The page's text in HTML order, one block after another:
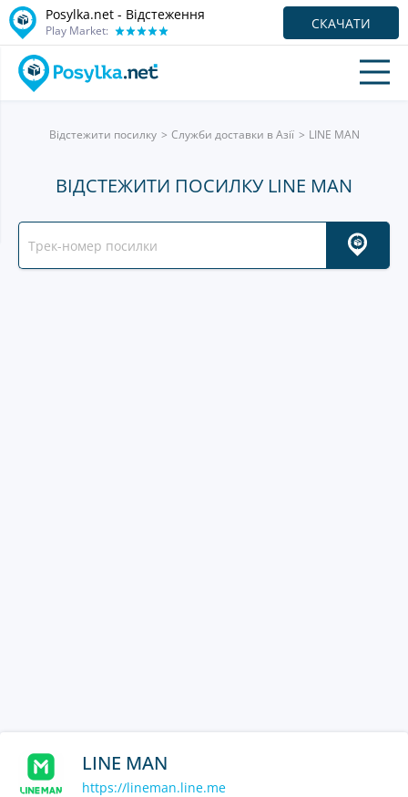
Posylka.net - Відстеження
Play Market: СКАЧАТИ
Відстежити посилку Служби доставки в Азії LINE MAN
ВІДСТЕЖИТИ ПОСИЛКУ LINE MAN
LINE MAN
https://lineman.line.me